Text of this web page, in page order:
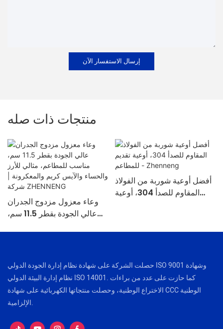
إرسال الاستفسار الآن
منتجات ذات صله
وعاء معزول مزدوج الجدران
عالي الجودة بقطر 11.5 سم،
ZHENNENG
أفضل أوعية شوربة من الفولاذ
المقاوم للصدأ 304، أوعية
حصلت الشركة على شهادة نظام إدارة الجودة الدولي ISO 9001 وشهادة
نظام إدارة البيئة الدولي ISO 14001. كما حازت على عدد من براءات
الاختراع الوطنية، وحصلت منتجاتها الكهربائية على شهادة CCC الوطنية
الإلزامية.